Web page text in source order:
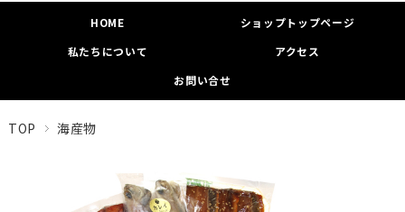
HOME
ショップトップページ
私たちについて
アクセス
お問い合せ
TOP 海産物